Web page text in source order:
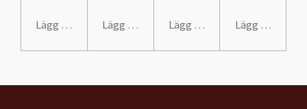
Lägg till i varukorgLägg till i varukorgLägg till i varukorgLägg till i